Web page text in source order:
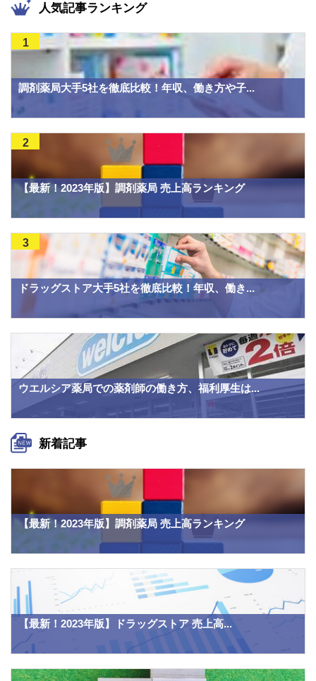
人気記事ランキング
調剤薬局大手5社を徹底比較！年収、働き方や子...
1
【最新！2023年版】調剤薬局 売上高ランキング
2
ドラッグストア大手5社を徹底比較！年収、働き...
3
ウエルシア薬局での薬剤師の働き方、福利厚生は...
新着記事
【最新！2023年版】調剤薬局 売上高ランキング
【最新！2023年版】ドラッグストア 売上高...